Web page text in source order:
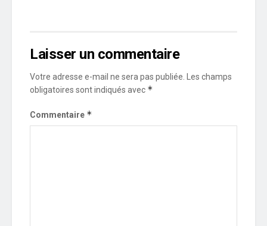
Laisser un commentaire
Votre adresse e-mail ne sera pas publiée.
Les champs
obligatoires sont indiqués avec *
Commentaire *